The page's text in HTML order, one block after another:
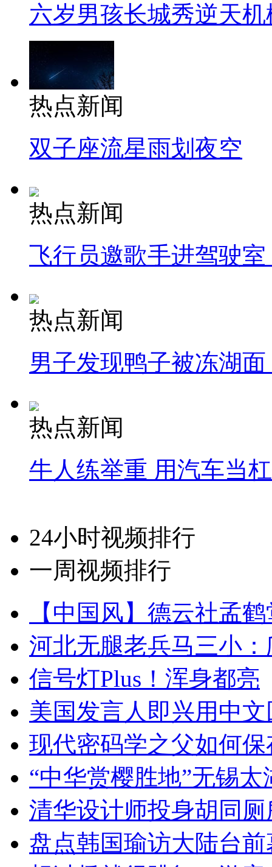
六岁男孩长城秀逆天机
热点新闻
双子座流星雨划夜空
热点新闻
飞行员邀歌手进驾驶
热点新闻
男子发现鸭子被冻湖
热点新闻
牛人练举重 用汽车当
24小时视频排行
一周视频排行
【中国风】德云社孟
河北无腿老兵马三小
信号灯Plus！浑身都亮
美国发言人即兴用中
现代密码学之父如何
“中华赏樱胜地”无锡
清华设计师投身胡同
盘点韩国瑜访大陆台